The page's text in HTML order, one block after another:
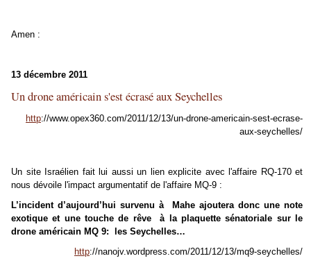
Amen :
13 décembre 2011
Un drone américain s'est écrasé aux Seychelles
http://www.opex360.com/2011/12/13/un-drone-americain-sest-ecrase-
aux-seychelles/
Un site Israélien fait lui aussi un lien explicite avec l'affaire RQ-170 et
nous dévoile l'impact argumentatif de l'affaire MQ-9 :
L’incident d’aujourd’hui survenu à Mahe ajoutera donc une note
exotique et une touche de rêve à la plaquette sénatoriale sur le
drone américain MQ 9: les Seychelles…
http://nanojv.wordpress.com/2011/12/13/mq9-seychelles/